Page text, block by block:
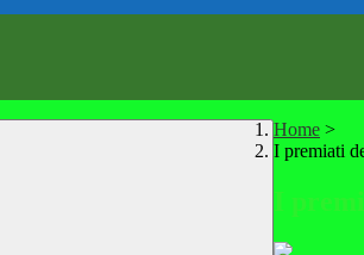
Home >
I premiati
I